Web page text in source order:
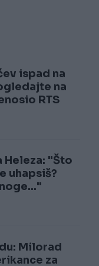
ispad na
na
RTS
Heleza: "Što
uhapsiš?
Milorad
za